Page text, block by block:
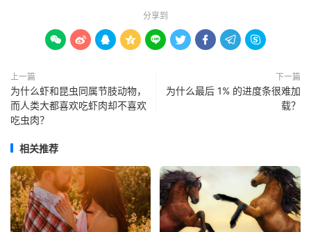
分享到
        
上一篇
为什么虾和昆虫同属节肢动物，
而人类大都喜欢吃虾肉却不喜欢
吃虫肉？
下一篇
为什么最后 1% 的进度条很难加
载？
相关推荐